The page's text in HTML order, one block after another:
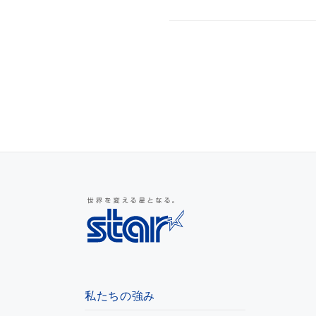
私たちの強み